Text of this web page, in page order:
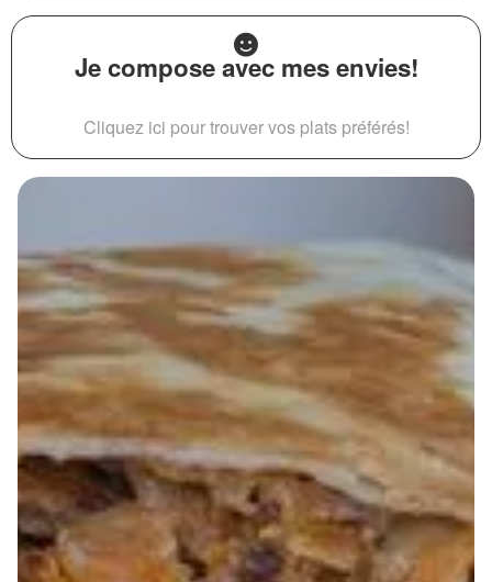
Je compose avec mes envies!
Cliquez ici pour trouver vos plats préférés!